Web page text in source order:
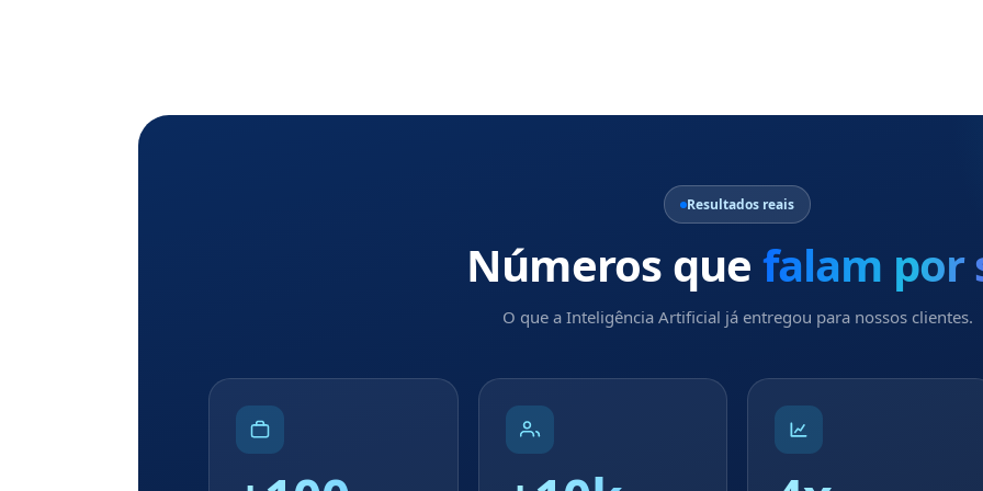
Resultados reais
Números que falam por
O que a Inteligência Artificial já entregou para nossos clientes.